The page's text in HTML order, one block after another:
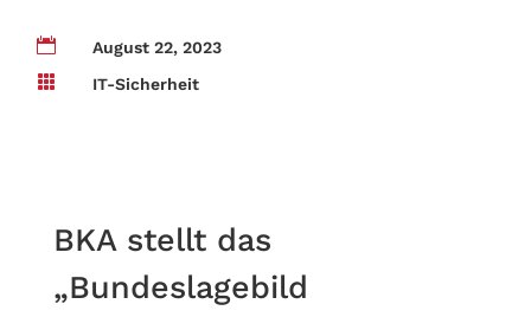

August 22, 2023

IT-Sicherheit
BKA stellt das
„Bundeslagebild